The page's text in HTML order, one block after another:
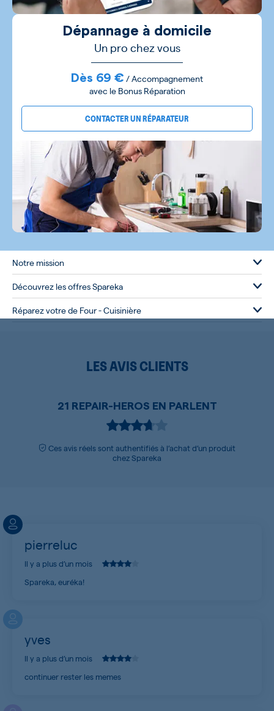
Dépannage à domicile
Un pro chez vous
Dès 69 € / Accompagnement
avec le Bonus Réparation
CONTACTER UN RÉPARATEUR
Notre mission
Découvrez les offres Spareka
Réparez votre de Four - Cuisinière
LES AVIS CLIENTS
21 REPAIR-HEROS EN PARLENT
Ces avis réels sont authentifiés à l’achat d’un produit
chez Spareka
pierreluc
Il y a plus d’un mois
Spareka, euréka!
yves
Il y a plus d’un mois
continuer rester les memes